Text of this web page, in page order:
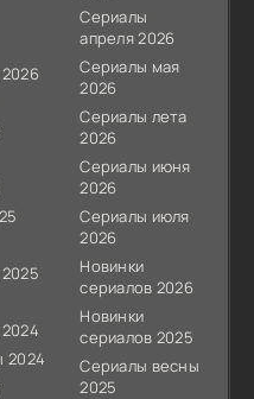
2024
Сериалы
апреля 2026
Сериалы мая
2026
Сериалы лета
2026
Сериалы июня
2026
Сериалы июля
2026
Новинки
сериалов 2026
Новинки
сериалов 2025
Сериалы весны
2025